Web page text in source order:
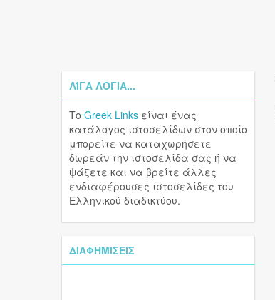
ΛΊΓΑ ΛΌΓΙΑ...
Το Greek Links είναι ένας
κατάλογος ιστοσελίδων στον οποίο
μπορείτε να καταχωρήσετε
δωρεάν την ιστοσελίδα σας ή να
ψάξετε και να βρείτε άλλες
ενδιαφέρουσες ιστοσελίδες του
Ελληνικού διαδικτύου.
ΔΙΑΦΗΜΊΣΕΙΣ